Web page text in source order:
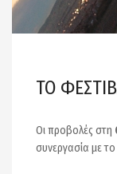
ΤΟ
Οι προβολές στη
συνεργασία με